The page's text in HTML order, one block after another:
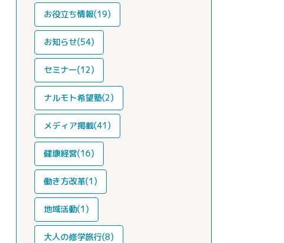
お役立ち情報(19)
お知らせ(54)
セミナー(12)
ナルモト希望塾(2)
メディア掲載(41)
健康経営(16)
働き方改革(1)
地域活動(1)
大人の修学旅行(8)